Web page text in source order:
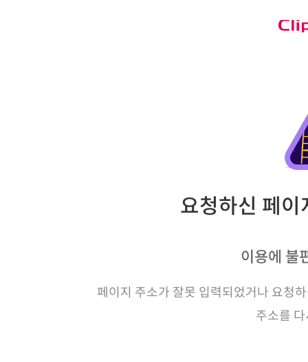
요청하신 페
이용에 불
페이지 주소가 잘못 입력되었거나 요청
주소를